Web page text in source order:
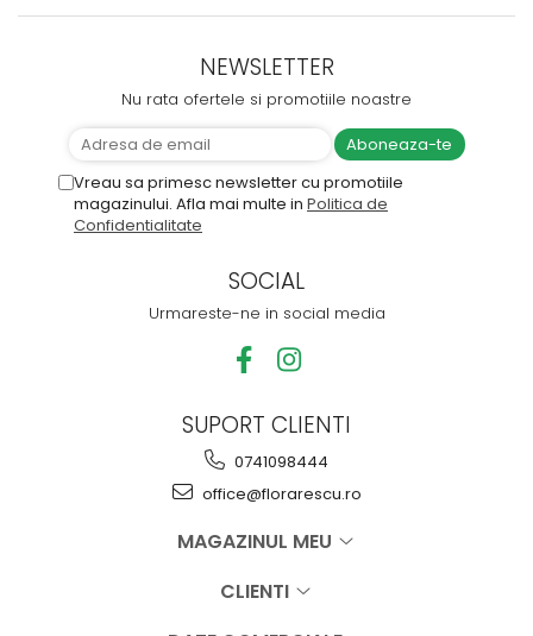
NEWSLETTER
Nu rata ofertele si promotiile noastre
Vreau sa primesc newsletter cu promotiile
magazinului. Afla mai multe in Politica de
Confidentialitate
SOCIAL
Urmareste-ne in social media
SUPORT CLIENTI
0741098444
office@florarescu.ro
MAGAZINUL MEU
CLIENTI